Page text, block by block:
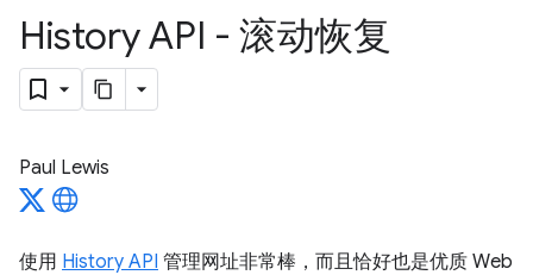
History API - 滚动恢复
Paul Lewis
使用 History API 管理网址非常棒，而且恰好也是优质 Web